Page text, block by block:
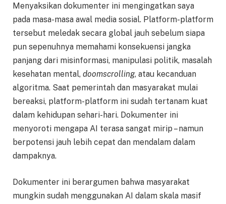
Menyaksikan dokumenter ini mengingatkan saya
pada masa-masa awal media sosial. Platform-platform
tersebut meledak secara global jauh sebelum siapa
pun sepenuhnya memahami konsekuensi jangka
panjang dari misinformasi, manipulasi politik, masalah
kesehatan mental, doomscrolling, atau kecanduan
algoritma. Saat pemerintah dan masyarakat mulai
bereaksi, platform-platform ini sudah tertanam kuat
dalam kehidupan sehari-hari. Dokumenter ini
menyoroti mengapa AI terasa sangat mirip – namun
berpotensi jauh lebih cepat dan mendalam dalam
dampaknya.
Dokumenter ini berargumen bahwa masyarakat
mungkin sudah menggunakan AI dalam skala masif